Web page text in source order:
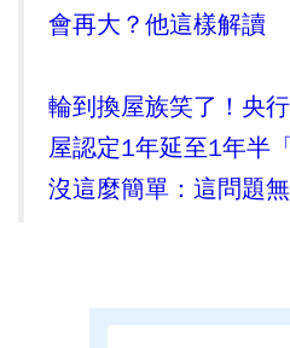
會再大？他這樣解讀
輪到換屋族笑了！央
屋認定1年延至1年半
沒這麼簡單：這問題